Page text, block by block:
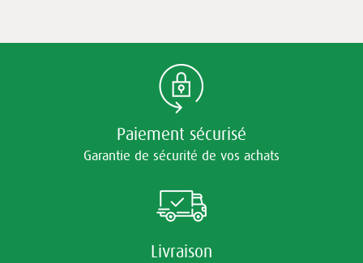
Paiement sécurisé
Garantie de sécurité de vos achats
Livraison